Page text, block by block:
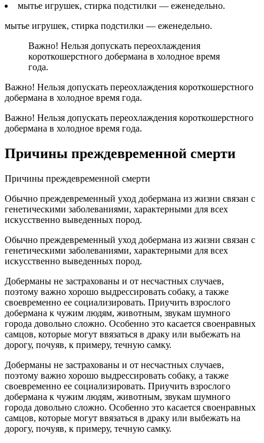
мытье игрушек, стирка подстилки — еженедельно.
мытье игрушек, стирка подстилки — еженедельно.
Важно! Нельзя допускать переохлаждения
короткошерстного добермана в холодное время
года.
Важно! Нельзя допускать переохлаждения короткошерстного
добермана в холодное время года.
Важно! Нельзя допускать переохлаждения короткошерстного
добермана в холодное время года.
Причины преждевременной смерти
Причины преждевременной смерти
Обычно преждевременный уход добермана из жизни связан с
генетическими заболеваниями, характерными для всех
искусственно выведенных пород.
Обычно преждевременный уход добермана из жизни связан с
генетическими заболеваниями, характерными для всех
искусственно выведенных пород.
Доберманы не застрахованы и от несчастных случаев,
поэтому важно хорошо выдрессировать собаку, а также
своевременно ее социализировать. Приучить взрослого
добермана к чужим людям, животным, звукам шумного
города довольно сложно. Особенно это касается своенравных
самцов, которые могут ввязаться в драку или выбежать на
дорогу, почуяв, к примеру, течную самку.
Доберманы не застрахованы и от несчастных случаев,
поэтому важно хорошо выдрессировать собаку, а также
своевременно ее социализировать. Приучить взрослого
добермана к чужим людям, животным, звукам шумного
города довольно сложно. Особенно это касается своенравных
самцов, которые могут ввязаться в драку или выбежать на
дорогу, почуяв, к примеру, течную самку.